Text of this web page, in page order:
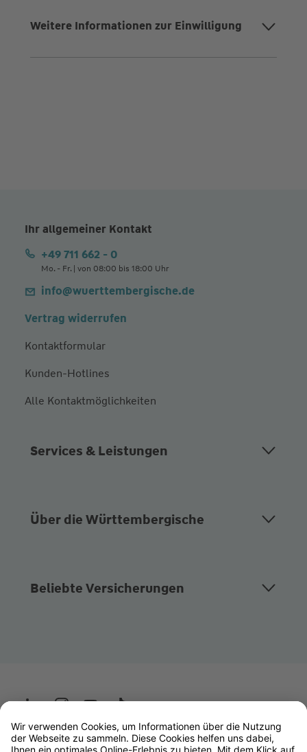
Weitere Informationen zur Einwilligung
Ihr allgemeiner Kontakt
+49 711 662 - 0
Mo. - Fr. | von 08:00 bis 18:00 Uhr
info@wuerttembergische.de
Vertrag widerrufen
Kontaktformular
Kunden-Hotlines
Alle Kontaktmöglichkeiten
Services & Leistungen
Über die Württembergische
Beliebte Versicherungen
Wüstenrot